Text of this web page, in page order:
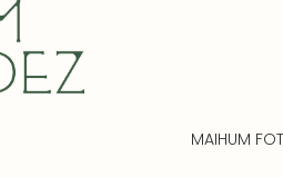
MAIHUM